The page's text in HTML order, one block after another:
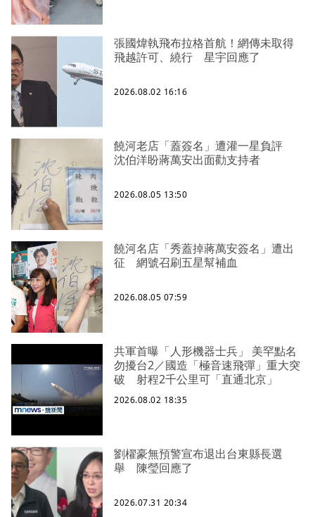
張國煒執飛布拉格首航！網傳未取得
飛越許可、繞行 星宇回應了
2026.08.02 16:16
饒河老店「蓋簽名」遭灌一星負評
沈伯洋盼蔣萬安出面勸支持者
2026.08.05 13:50
饒河名店「秀蓋掉蔣萬安簽名」遭出
征 網號召刷五星幫補血
2026.08.05 07:59
共軍首曝「人形機器士兵」 美罕點名
勿擾台2／國造「極音速飛彈」重大突
破 射程2千公里可「直通北京」
2026.08.02 18:35
劉櫂豪無預警宣布退出台東縣長選
舉 陳瑩回應了
2026.07.31 20:34